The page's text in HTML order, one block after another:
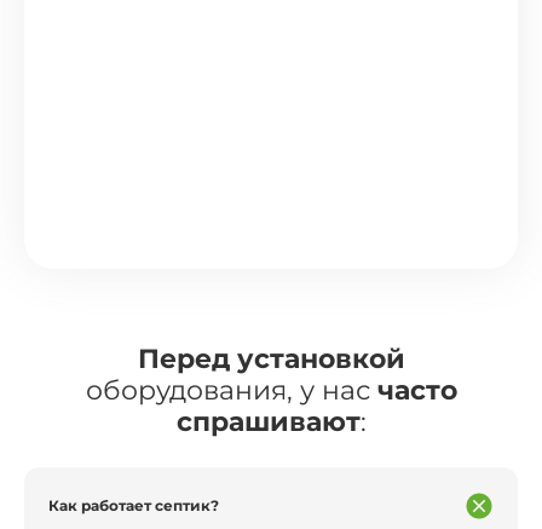
Перед установкой
оборудования, у нас часто
спрашивают:
Как работает септик?